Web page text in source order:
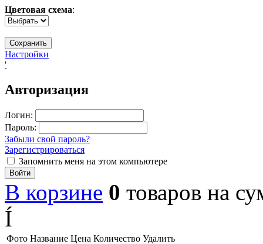
Цветовая схема:
Настройки
'
Авторизация
Логин:
Пароль:
Забыли свой пароль?
Зарегистрироваться
Запомнить меня на этом компьютере
Войти
В корзине 0 товаров на
Í
Фото Название Цена Количество Удалить